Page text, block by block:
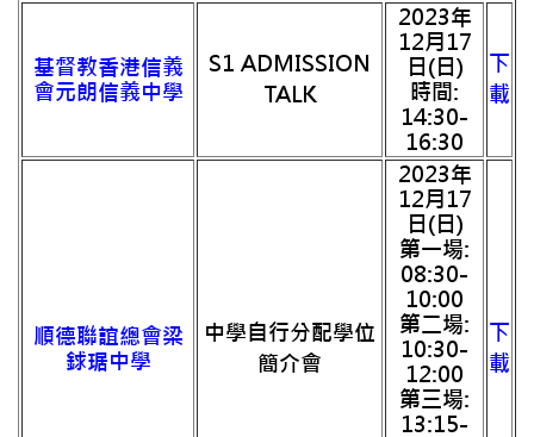
基督教香港信義
會元朗信義中學
S1 ADMISSION
TALK
2023年
12月17
日(日)
時間:
14:30-
16:30
下
載
順德聯誼總會梁
銶琚中學
中學自行分配學位
簡介會
2023年
12月17
日(日)
第一場:
08:30-
10:00
第二場:
10:30-
12:00
第三場:
13:15-
下
載